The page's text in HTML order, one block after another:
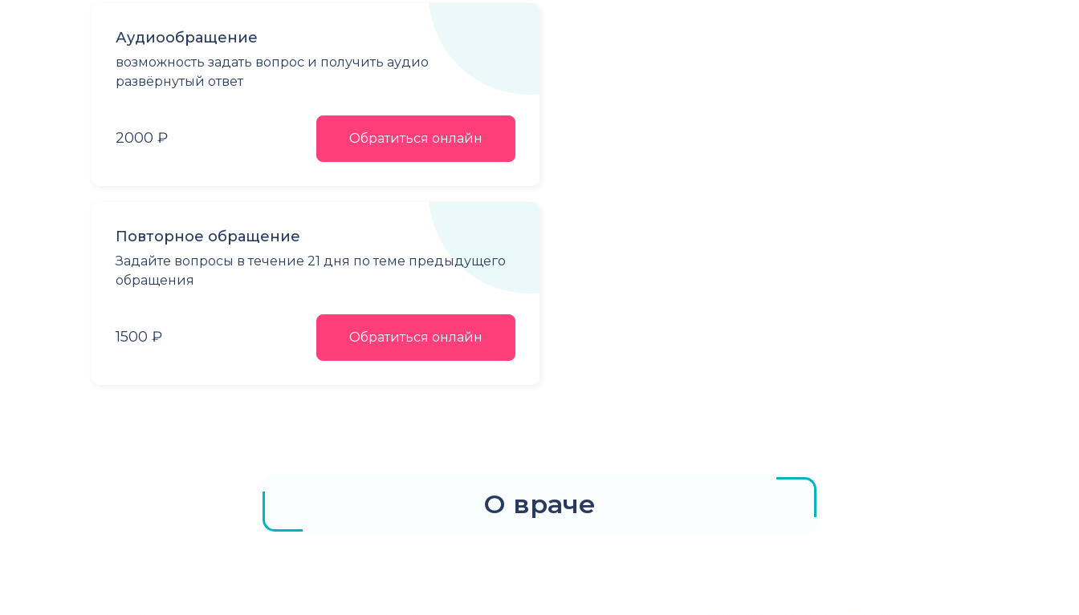
Аудиообращение
возможность задать вопрос и получить аудио
развёрнутый ответ
2000 ₽ Обратиться онлайн
Повторное обращение
Задайте вопросы в течение 21 дня по теме предыдущего
обращения
1500 ₽ Обратиться онлайн
О враче